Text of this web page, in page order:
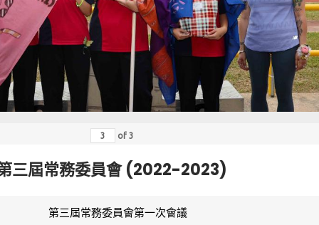
of 3
三屆常務委員會 (2022-2023)
第三屆常務委員會第一次會議